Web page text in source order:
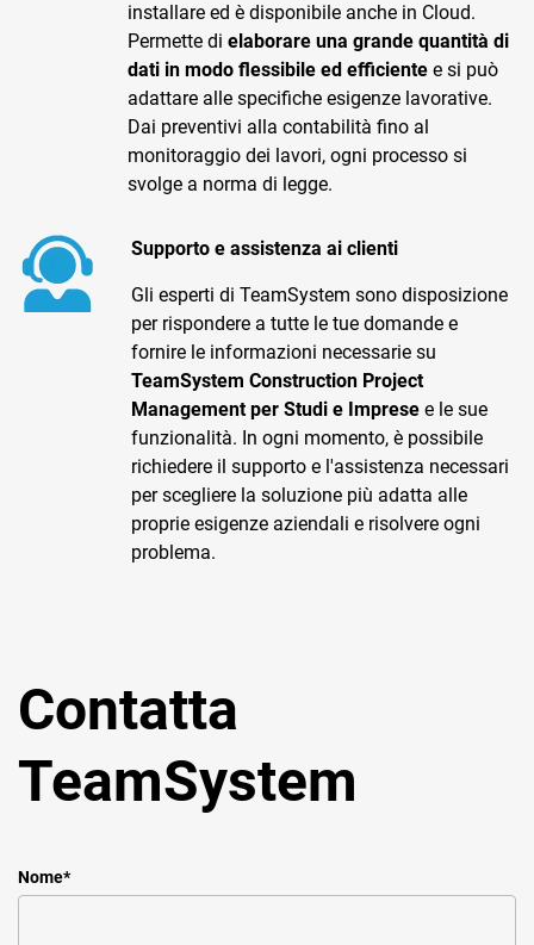
Financial Solutions
Trust Services
TeamSystem Store
installare ed è disponibile anche in Cloud.
Permette di elaborare una grande quantità di
dati in modo flessibile ed efficiente e si può
adattare alle specifiche esigenze lavorative.
Dai preventivi alla contabilità fino al
monitoraggio dei lavori, ogni processo si
svolge a norma di legge.
Supporto e assistenza ai clienti
Gli esperti di TeamSystem sono disposizione
per rispondere a tutte le tue domande e
fornire le informazioni necessarie su
TeamSystem Construction Project
Management per Studi e Imprese e le sue
funzionalità. In ogni momento, è possibile
richiedere il supporto e l'assistenza necessari
per scegliere la soluzione più adatta alle
proprie esigenze aziendali e risolvere ogni
problema.
Contatta
TeamSystem
Nome*